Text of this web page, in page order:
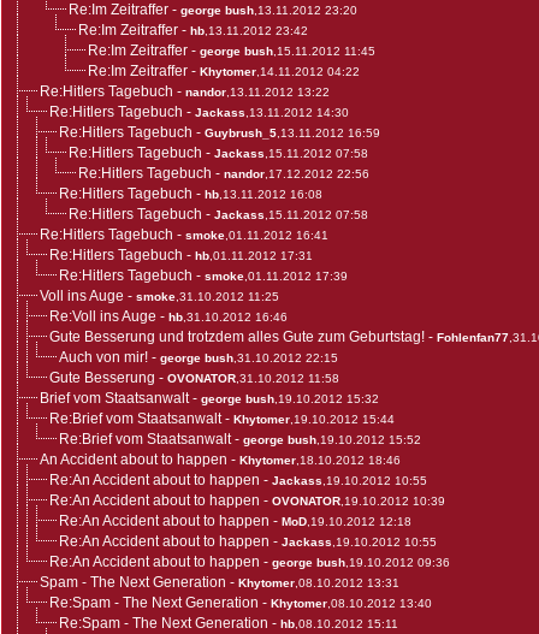
Re:Im Zeitraffer - george bush ,13.11.2012 23:20
Re:Im Zeitraffer - hb ,13.11.2012 23:42
Re:Im Zeitraffer - george bush ,15.11.2012 11:45
Re:Im Zeitraffer - Khytomer ,14.11.2012 04:22
Re:Hitlers Tagebuch - nandor ,13.11.2012 13:22
Re:Hitlers Tagebuch - Jackass ,13.11.2012 14:30
Re:Hitlers Tagebuch - Guybrush_5 ,13.11.2012 16:59
Re:Hitlers Tagebuch - Jackass ,15.11.2012 07:58
Re:Hitlers Tagebuch - nandor ,17.12.2012 22:56
Re:Hitlers Tagebuch - hb ,13.11.2012 16:08
Re:Hitlers Tagebuch - Jackass ,15.11.2012 07:58
Re:Hitlers Tagebuch - smoke ,01.11.2012 16:41
Re:Hitlers Tagebuch - hb ,01.11.2012 17:31
Re:Hitlers Tagebuch - smoke ,01.11.2012 17:39
Voll ins Auge - smoke ,31.10.2012 11:25
Re:Voll ins Auge - hb ,31.10.2012 16:46
Gute Besserung und trotzdem alles Gute zum Geburtstag! - Fohlenfan77
Auch von mir! - george bush ,31.10.2012 22:15
Gute Besserung - OVONATOR ,31.10.2012 11:58
Brief vom Staatsanwalt- george bush ,19.10.2012 15:32
Re:Brief vom Staatsanwalt- Khytomer ,19.10.2012 15:44
Re:Brief vom Staatsanwalt- george bush ,19.10.2012 15:52
An Accident about to happen - Khytomer ,18.10.2012 18:46
Re:An Accident about to happen - Jackass ,19.10.2012 10:55
Re:An Accident about to happen - OVONATOR ,19.10.2012 10:39
Re:An Accident about to happen - MoD ,19.10.2012 12:18
Re:An Accident about to happen - Jackass ,19.10.2012 10:55
Re:An Accident about to happen - george bush ,19.10.2012 09:36
Spam - The Next Generation - Khytomer ,08.10.2012 13:31
Re:Spam - The Next Generation - Khytomer ,08.10.2012 13:40
Re:Spam - The Next Generation - hb ,08.10.2012 15:11